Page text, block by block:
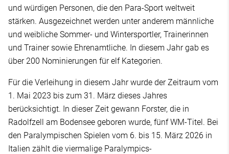
und würdigen Personen, die den Para-Sport weltweit
stärken. Ausgezeichnet werden unter anderem männliche
und weibliche Sommer- und Wintersportler, Trainerinnen
und Trainer sowie Ehrenamtliche. In diesem Jahr gab es
über 200 Nominierungen für elf Kategorien.
Für die Verleihung in diesem Jahr wurde der Zeitraum vom
1. Mai 2023 bis zum 31. März dieses Jahres
berücksichtigt. In dieser Zeit gewann Forster, die in
Radolfzell am Bodensee geboren wurde, fünf WM-Titel. Bei
den Paralympischen Spielen vom 6. bis 15. März 2026 in
Italien zählt die viermalige Paralympics-